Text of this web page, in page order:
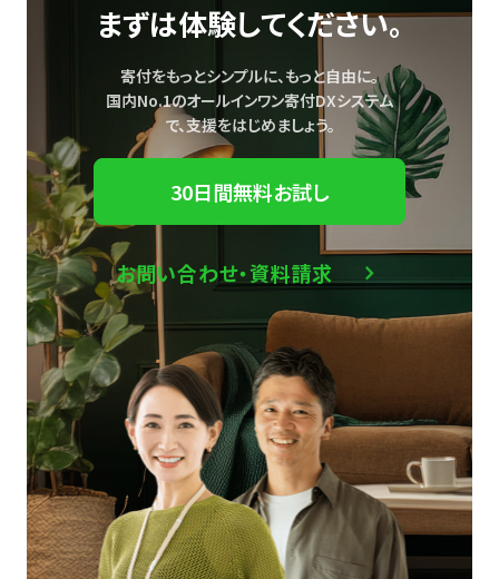
まずは体験してください。
寄付をもっとシンプルに、もっと自由に。
国内No.1のオールインワン寄付DXシステム
で、支援をはじめましょう。
30日間無料お試し
お問い合わせ・資料請求